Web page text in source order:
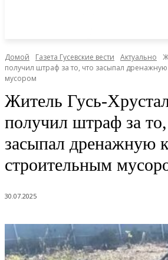
Домой Газета Гусевские вести Актуально
получил штраф за то, что засыпал
мусором
Житель Гусь-
получил штраф за
засыпал дренажную
строительным
30.07.2025